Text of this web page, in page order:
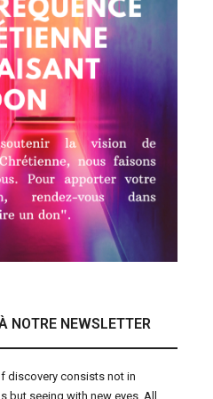
NOTRE NEWSLETTER
discovery consists not in
but seeing with new eyes. All